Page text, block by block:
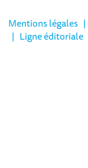
Mentions légales |
| Ligne éditoriale